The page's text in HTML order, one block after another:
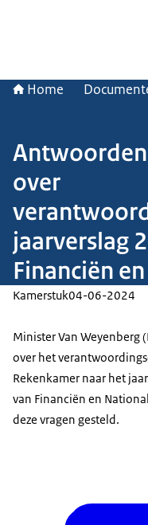
Home
over
jaarverslag
Financiën
Kamerstuk04-06-2024
Minister Van Weyenberg
over het
Rekenkamer naar het
van Financiën en
deze vragen gesteld.